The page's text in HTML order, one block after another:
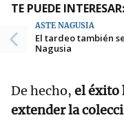
TE PUEDE INTERESAR:
ASTE NAGUSIA
El tardeo también
Nagusia
De hecho, el éxito
extender la